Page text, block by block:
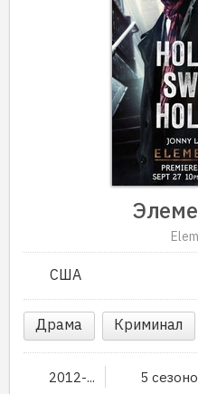
США
Драма Криминал
2012-... 5